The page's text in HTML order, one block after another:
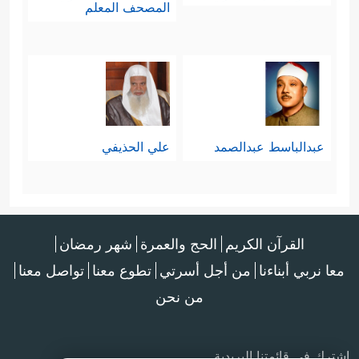
المصحف المعلم
عبدالباسط عبدالصمد علي الحذيفي
القرآن الكريم الحج والعمرة شهر رمضان
معا نربي أبناءنا من أجل أسرتي تطوع معنا تواصل معنا
من نحن
اشترك في قائمتنا البريدية